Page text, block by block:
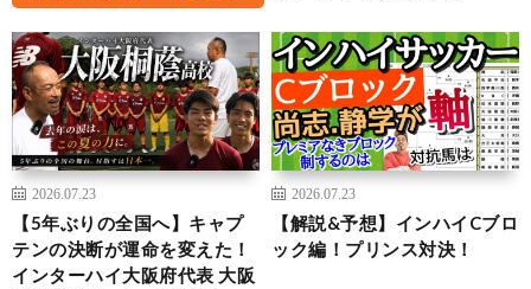
2026.07.23
【5年ぶりの全国へ】キャプ
テンの決断が運命を変えた！
インターハイ大阪府代表 大阪
2026.07.23
【解説&予想】インハイCブロ
ック編！プリンス対決！